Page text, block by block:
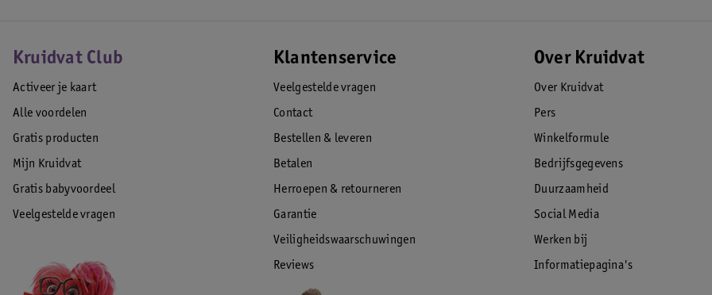
Kruidvat Club
Activeer je kaart
Alle voordelen
Gratis producten
Mijn Kruidvat
Gratis babyvoordeel
Veelgestelde vragen
Klantenservice
Veelgestelde vragen
Contact
Bestellen & leveren
Betalen
Herroepen & retourneren
Garantie
Veiligheidswaarschuwingen
Reviews
Over Kruidvat
Over Kruidvat
Pers
Winkelformule
Bedrijfsgegevens
Duurzaamheid
Social Media
Werken bij
Informatiepagina's